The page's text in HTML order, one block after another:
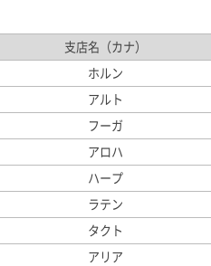
支店名（カナ）
ホルン
アルト
フーガ
アロハ
ハープ
ラテン
タクト
アリア